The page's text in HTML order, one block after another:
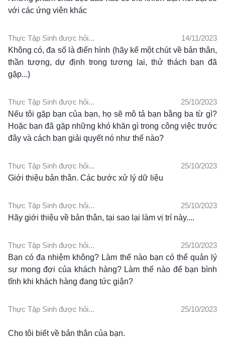
với các ứng viên khác
Thực Tập Sinh được hỏi...
14/11/2023
Không có, đa số là điển hình (hãy kể một chút về bản thân,
thần tượng, dự định trong tương lai, thử thách bạn đã
gặp...)
Thực Tập Sinh được hỏi...
25/10/2023
Nếu tôi gặp bạn của bạn, họ sẽ mô tả bạn bằng ba từ gì?
Hoặc bạn đã gặp những khó khăn gì trong công việc trước
đây và cách bạn giải quyết nó như thế nào?
Thực Tập Sinh được hỏi...
25/10/2023
Giới thiệu bản thân. Các bước xử lý dữ liệu
Thực Tập Sinh được hỏi...
25/10/2023
Hãy giới thiệu về bản thân, tại sao lại làm vị trí này....
Thực Tập Sinh được hỏi...
25/10/2023
Bạn có đa nhiệm không? Làm thế nào bạn có thể quản lý
sự mong đợi của khách hàng? Làm thế nào để bạn bình
tĩnh khi khách hàng đang tức giận?
Thực Tập Sinh được hỏi... 25/10/2023
Cho tôi biết về bản thân của bạn.